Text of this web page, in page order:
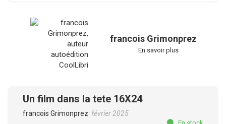
francois Grimonprez
En savoir plus
Un film dans la tete 16X24
francois Grimonprez février 2025